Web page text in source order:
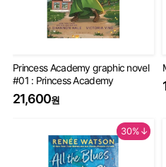
Princess Academy graphic novel
#01 : Princess Academy
21,600원
30%↓